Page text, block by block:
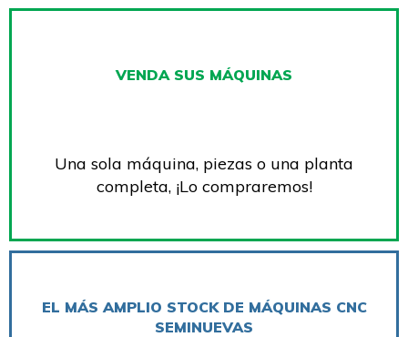
VENDA SUS MÁQUINAS
Una sola máquina, piezas o una planta
completa, ¡Lo compraremos!
EL MÁS AMPLIO STOCK DE MÁQUINAS CNC
SEMINUEVAS